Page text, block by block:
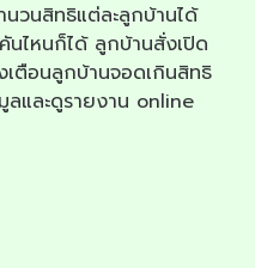
วนสิทธิแต่ละลูกบ้านได้
นไหนก็ได้ ลูกบ้านสั่งเปิด
ตือนลูกบ้านจอดเกินสิทธิ
ลและดูรายงาน online